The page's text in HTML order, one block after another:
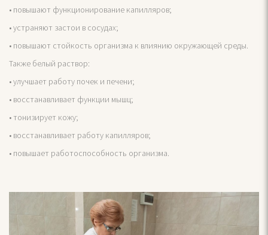
• повышают функционирование капилляров;
• устраняют застои в сосудах;
• повышают стойкость организма к влиянию окружающей среды.
Также белый раствор:
• улучшает работу почек и печени;
• восстанавливает функции мышц;
• тонизирует кожу;
• восстанавливает работу капилляров;
• повышает работоспособность организма.